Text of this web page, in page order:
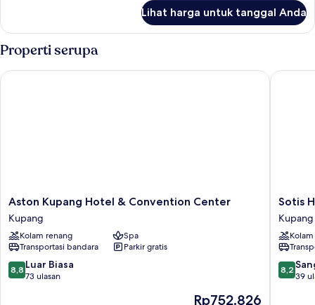
Kamar
Double
Deluks
Lihat harga untuk tanggal Anda
Properti serupa
Aston
Kupang
Hotel
&
Convention
Center
Kupang
Aston Kupang Hotel & Convention Center
Kupang
Kolam renang
Spa
Transportasi bandara
Parkir gratis
8.8
dari
8,8 Luar Biasa
73 ulasan
Harga
Rp752.826
Aston Kupang Hotel & Convention Center
Sotis
Hotel
Kupang
Kupang
Sotis
Kupang
8.2
dari
8,2
39
Sotis